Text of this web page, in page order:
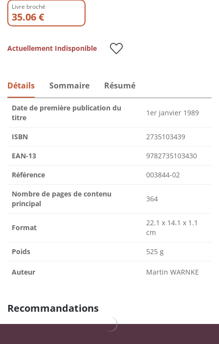
Livre broché
35.06 €
Actuellement Indisponible
Détails Sommaire Résumé
Date de première publication du
titre
1er janvier 1989
ISBN 2735103439
EAN-13 9782735103430
Référence 003844-02
Nombre de pages de contenu
principal
364
Format
22.1 x 14.1 x 1.1
cm
Poids 525 g
Auteur Martin WARNKE
Recommandations